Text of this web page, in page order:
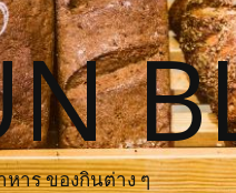
หาร ของกินต่าง ๆ